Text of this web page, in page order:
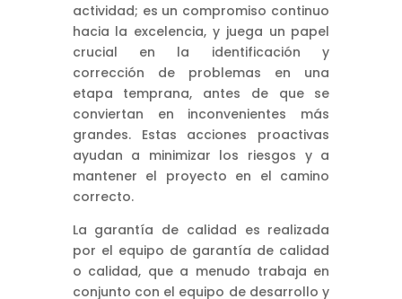
actividad; es un compromiso continuo
hacia la excelencia, y juega un papel
crucial en la identificación y
corrección de problemas en una
etapa temprana, antes de que se
conviertan en inconvenientes más
grandes. Estas acciones proactivas
ayudan a minimizar los riesgos y a
mantener el proyecto en el camino
correcto.
La garantía de calidad es realizada
por el equipo de garantía de calidad
o calidad, que a menudo trabaja en
conjunto con el equipo de desarrollo y